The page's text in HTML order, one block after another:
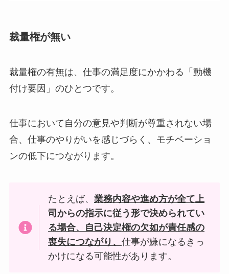
裁量権が無い
裁量権の有無は、仕事の満足度にかかわる「動機
付け要因」のひとつです。
仕事において自分の意見や判断が尊重されない場
合、仕事のやりがいを感じづらく、モチベーショ
ンの低下につながります。
たとえば、業務内容や進め方が全て上
司からの指示に従う形で決められてい
る場合、自己決定権の欠如が責任感の
喪失につながり、仕事が嫌になるきっ
かけになる可能性があります。